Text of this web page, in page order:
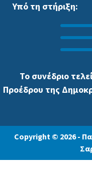
Υπό τη στήριξη:
Το συνέδριο
Προέδρου της
Copyright © 2026 -